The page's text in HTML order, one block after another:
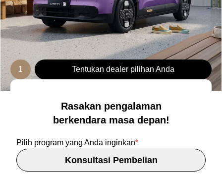
1 Tentukan dealer pilihan Anda
Rasakan pengalaman
berkendara masa depan!
Pilih program yang Anda inginkan*
Konsultasi Pembelian